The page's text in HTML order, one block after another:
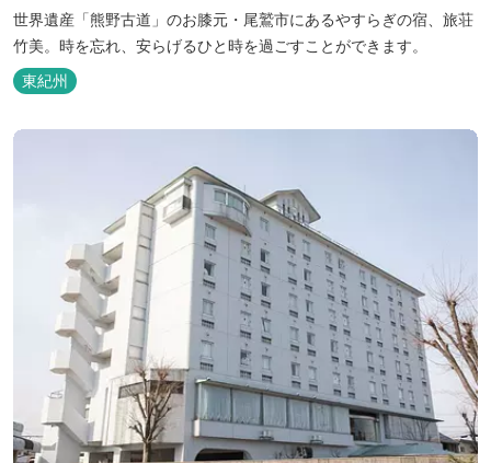
世界遺産「熊野古道」のお膝元・尾鷲市にあるやすらぎの宿、旅荘
竹美。時を忘れ、安らげるひと時を過ごすことができます。
東紀州